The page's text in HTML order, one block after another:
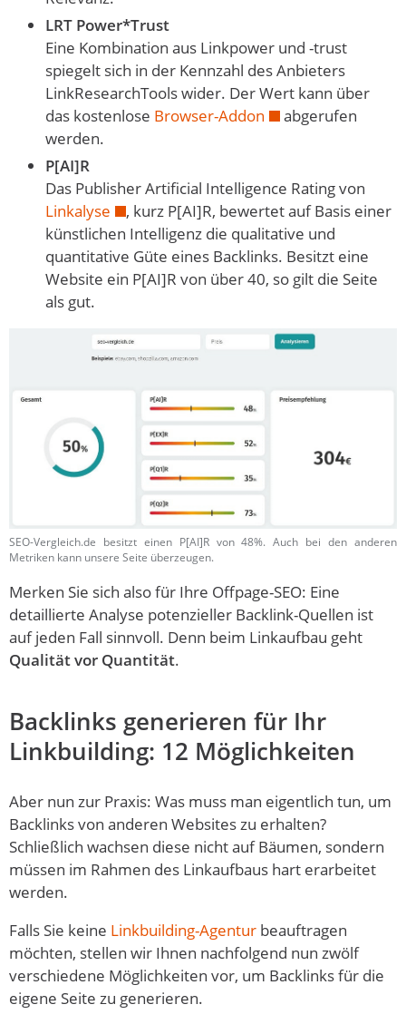
LRT Power*Trust
Eine Kombination aus Linkpower und -trust
spiegelt sich in der Kennzahl des Anbieters
LinkResearchTools wider. Der Wert kann über
das kostenlose Browser-Addon
abgerufen
werden.
P[AI]R
Das Publisher Artificial Intelligence Rating von
Linkalyse
, kurz P[AI]R, bewertet auf Basis einer
künstlichen Intelligenz die qualitative und
quantitative Güte eines Backlinks. Besitzt eine
Website ein P[AI]R von über 40, so gilt die Seite
als gut.
SEO-Vergleich.de besitzt einen P[AI]R von 48%. Auch bei den anderen
Metriken kann unsere Seite überzeugen.
Merken Sie sich also für Ihre Offpage-SEO: Eine
detaillierte Analyse potenzieller Backlink-Quellen ist
auf jeden Fall sinnvoll. Denn beim Linkaufbau geht
Qualität vor Quantität.
Backlinks generieren für Ihr
Linkbuilding: 12 Möglichkeiten
Aber nun zur Praxis: Was muss man eigentlich tun, um
Backlinks von anderen Websites zu erhalten?
Schließlich wachsen diese nicht auf Bäumen, sondern
müssen im Rahmen des Linkaufbaus hart erarbeitet
werden.
Falls Sie keine Linkbuilding-Agentur beauftragen
möchten, stellen wir Ihnen nachfolgend nun zwölf
verschiedene Möglichkeiten vor, um Backlinks für die
eigene Seite zu generieren.